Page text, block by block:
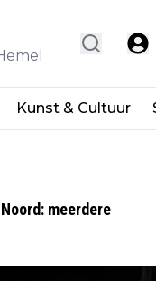
Kunst & Cultuur
meerdere